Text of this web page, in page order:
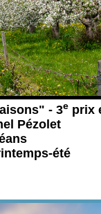
- 3e prix
Pézolet
été